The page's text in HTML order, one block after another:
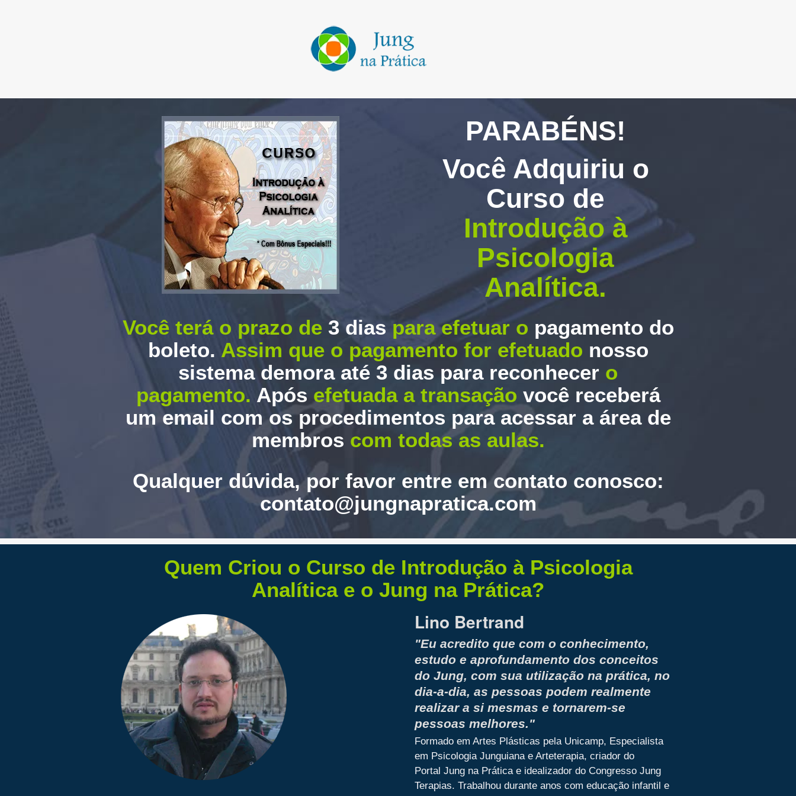
PARABÉNS!
Você Adquiriu o
Curso de
Introdução à
Psicologia
Analítica.
Você terá o prazo de 3 diaspara efetuar o pagamento do
boleto. Assim que o pagamento for efetuado nosso
sistema demora até 3 dias para reconhecer o
pagamento. Após efetuada a transação você receberá
um email com os procedimentos para acessar a área de
membros com todas as aulas.
Qualquer dúvida, por favor entre em contato conosco:
contato@jungnapratica.com
Quem Criou o Curso de Introdução à Psicologia
Analítica e o Jung na Prática?
Lino Bertrand
"Eu acredito que com o conhecimento,
estudo e aprofundamento dos conceitos
do Jung, com sua utilização na prática, no
dia-a-dia, as pessoas podem realmente
realizar a si mesmas e tornarem-se
pessoas melhores."
Formado em Artes Plásticas pela Unicamp, Especialista
em Psicologia Junguiana e Arteterapia, criador do
Portal Jung na Prática e idealizador do Congresso Jung
Terapias. Trabalhou durante anos com educação infantil e